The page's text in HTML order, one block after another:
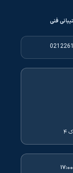
فنی
۴